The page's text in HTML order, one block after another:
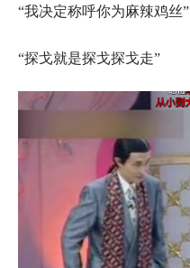
“我决定称呼你为麻辣鸡丝”
“探戈就是探戈探戈走”